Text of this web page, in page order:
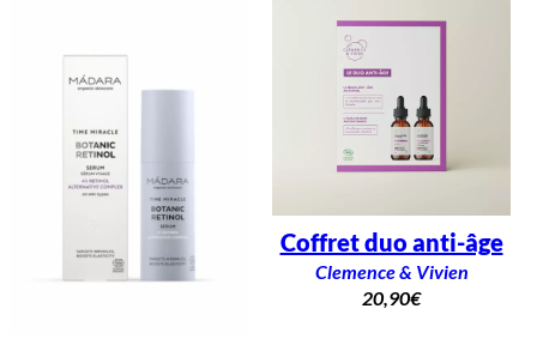
Coffret duo anti-âge
Clemence & Vivien
20,90€